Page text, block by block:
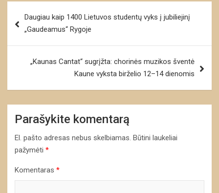
tarpDaugiau kaip 1400 Lietuvos studentų vyks į jubiliejinį
„Gaudeamus“ Rygoje
„Kaunas Cantat“ sugrįžta: chorinės muzikos šventė
Kaune vyksta birželio 12–14 dienomis
Parašykite komentarą
El. pašto adresas nebus skelbiamas. Būtini laukeliai
pažymėti *
Komentaras *